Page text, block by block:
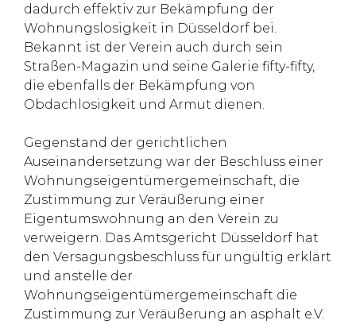
dadurch effektiv zur Bekämpfung der
Wohnungslosigkeit in Düsseldorf bei.
Bekannt ist der Verein auch durch sein
Straßen-Magazin und seine Galerie fifty-fifty,
die ebenfalls der Bekämpfung von
Obdachlosigkeit und Armut dienen.
Gegenstand der gerichtlichen
Auseinandersetzung war der Beschluss einer
Wohnungseigentümergemeinschaft, die
Zustimmung zur Veräußerung einer
Eigentumswohnung an den Verein zu
verweigern. Das Amtsgericht Düsseldorf hat
den Versagungsbeschluss für ungültig erklärt
und anstelle der
Wohnungseigentümergemeinschaft die
Zustimmung zur Veräußerung an asphalt e.V.